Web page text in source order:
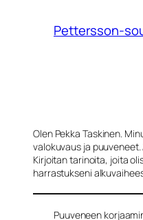
Pettersson-
Olen Pekka Taskinen.
valokuvaus ja
Kirjoitan tarinoita, joita
harrastukseni
Puuveneen